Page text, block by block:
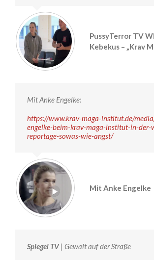
PussyTerror TV
Kebekus – „Krav
Mit Anke Engelke:
https://www.krav-maga-institut.de/
engelke-beim-krav-maga-institut-in-der-
reportage-sowas-wie-angst/
Mit Anke Engelke
Spiegel TV| Gewalt auf der Straße